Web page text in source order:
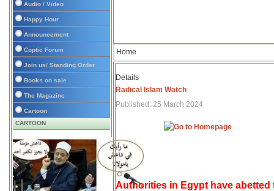
Audio / Video
Happy Hour
Announcement
Coptic Forum
Join us/ Standing Order
Books on sale
The Magazine
Cartoon
CARTOON
Home
Details
Radical Islam Watch
Published: 25 March 2024
Authorities in Egypt have